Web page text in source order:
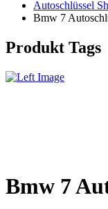
Autoschlüssel
Bmw 7
Produkt Tags
Bmw 7